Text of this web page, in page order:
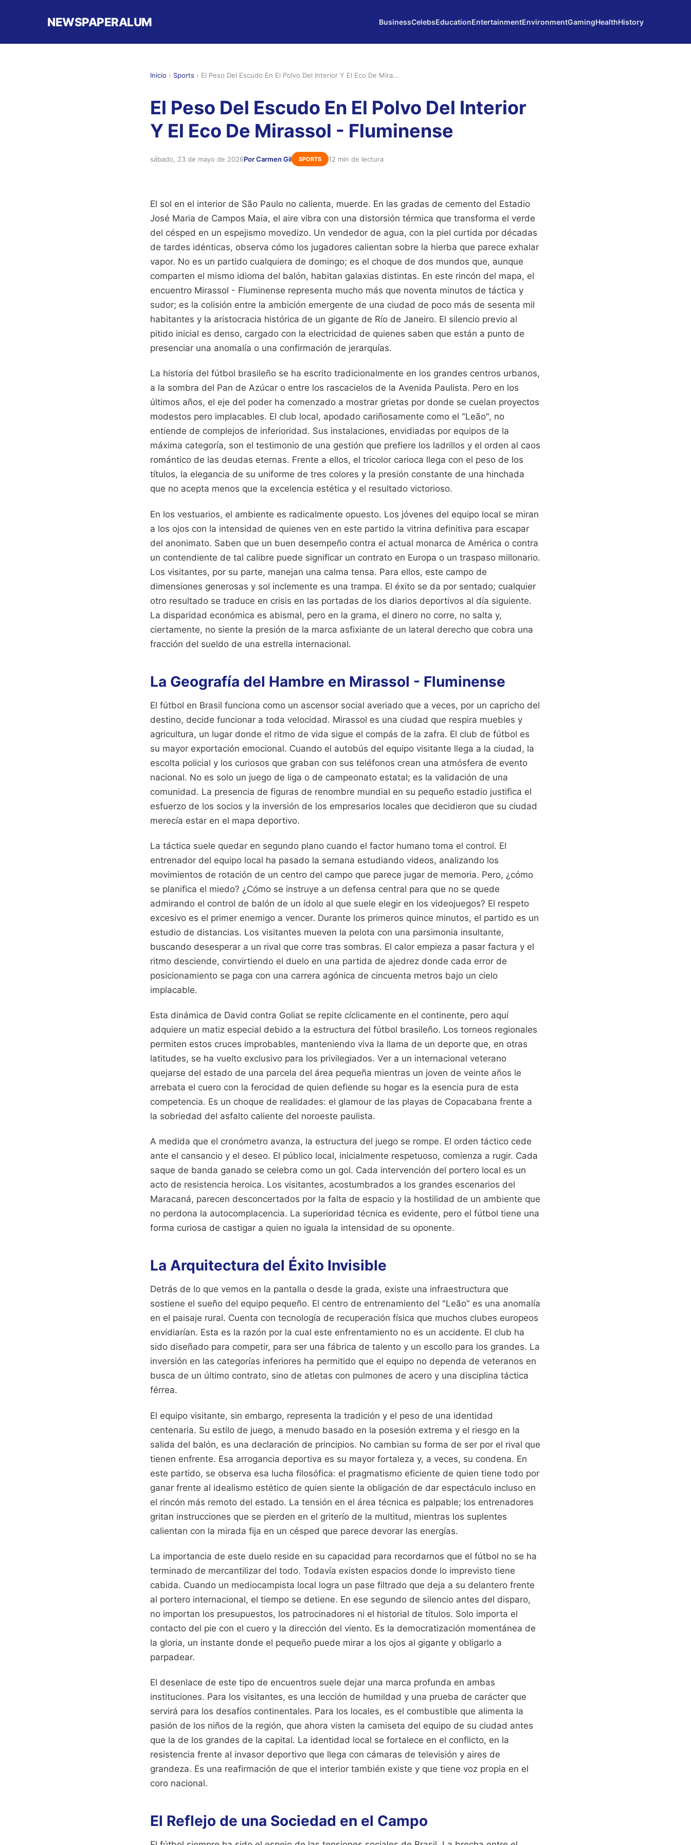
NEWSPAPERALUM BusinessCelebsEducationEntertainmentEnvironmentGamingHealthHistory
Inicio › Sports › El Peso Del Escudo En El Polvo Del Interior Y El Eco De Mira...
El Peso Del Escudo En El Polvo Del Interior
Y El Eco De Mirassol - Fluminense
sábado, 23 de mayo de 2026Por Carmen Gil SPORTS 12 min de lectura
El sol en el interior de São Paulo no calienta, muerde. En las gradas de cemento del Estadio
José Maria de Campos Maia, el aire vibra con una distorsión térmica que transforma el verde
del césped en un espejismo movedizo. Un vendedor de agua, con la piel curtida por décadas
de tardes idénticas, observa cómo los jugadores calientan sobre la hierba que parece exhalar
vapor. No es un partido cualquiera de domingo; es el choque de dos mundos que, aunque
comparten el mismo idioma del balón, habitan galaxias distintas. En este rincón del mapa, el
encuentro Mirassol - Fluminense representa mucho más que noventa minutos de táctica y
sudor; es la colisión entre la ambición emergente de una ciudad de poco más de sesenta mil
habitantes y la aristocracia histórica de un gigante de Río de Janeiro. El silencio previo al
pitido inicial es denso, cargado con la electricidad de quienes saben que están a punto de
presenciar una anomalía o una confirmación de jerarquías.
La historia del fútbol brasileño se ha escrito tradicionalmente en los grandes centros urbanos,
a la sombra del Pan de Azúcar o entre los rascacielos de la Avenida Paulista. Pero en los
últimos años, el eje del poder ha comenzado a mostrar grietas por donde se cuelan proyectos
modestos pero implacables. El club local, apodado cariñosamente como el "Leão", no
entiende de complejos de inferioridad. Sus instalaciones, envidiadas por equipos de la
máxima categoría, son el testimonio de una gestión que prefiere los ladrillos y el orden al caos
romántico de las deudas eternas. Frente a ellos, el tricolor carioca llega con el peso de los
títulos, la elegancia de su uniforme de tres colores y la presión constante de una hinchada
que no acepta menos que la excelencia estética y el resultado victorioso.
En los vestuarios, el ambiente es radicalmente opuesto. Los jóvenes del equipo local se miran
a los ojos con la intensidad de quienes ven en este partido la vitrina definitiva para escapar
del anonimato. Saben que un buen desempeño contra el actual monarca de América o contra
un contendiente de tal calibre puede significar un contrato en Europa o un traspaso millonario.
Los visitantes, por su parte, manejan una calma tensa. Para ellos, este campo de
dimensiones generosas y sol inclemente es una trampa. El éxito se da por sentado; cualquier
otro resultado se traduce en crisis en las portadas de los diarios deportivos al día siguiente.
La disparidad económica es abismal, pero en la grama, el dinero no corre, no salta y,
ciertamente, no siente la presión de la marca asfixiante de un lateral derecho que cobra una
fracción del sueldo de una estrella internacional.
La Geografía del Hambre en Mirassol - Fluminense
El fútbol en Brasil funciona como un ascensor social averiado que a veces, por un capricho del
destino, decide funcionar a toda velocidad. Mirassol es una ciudad que respira muebles y
agricultura, un lugar donde el ritmo de vida sigue el compás de la zafra. El club de fútbol es
su mayor exportación emocional. Cuando el autobús del equipo visitante llega a la ciudad, la
escolta policial y los curiosos que graban con sus teléfonos crean una atmósfera de evento
nacional. No es solo un juego de liga o de campeonato estatal; es la validación de una
comunidad. La presencia de figuras de renombre mundial en su pequeño estadio justifica el
esfuerzo de los socios y la inversión de los empresarios locales que decidieron que su ciudad
merecía estar en el mapa deportivo.
La táctica suele quedar en segundo plano cuando el factor humano toma el control. El
entrenador del equipo local ha pasado la semana estudiando videos, analizando los
movimientos de rotación de un centro del campo que parece jugar de memoria. Pero, ¿cómo
se planifica el miedo? ¿Cómo se instruye a un defensa central para que no se quede
admirando el control de balón de un ídolo al que suele elegir en los videojuegos? El respeto
excesivo es el primer enemigo a vencer. Durante los primeros quince minutos, el partido es un
estudio de distancias. Los visitantes mueven la pelota con una parsimonia insultante,
buscando desesperar a un rival que corre tras sombras. El calor empieza a pasar factura y el
ritmo desciende, convirtiendo el duelo en una partida de ajedrez donde cada error de
posicionamiento se paga con una carrera agónica de cincuenta metros bajo un cielo
implacable.
Esta dinámica de David contra Goliat se repite cíclicamente en el continente, pero aquí
adquiere un matiz especial debido a la estructura del fútbol brasileño. Los torneos regionales
permiten estos cruces improbables, manteniendo viva la llama de un deporte que, en otras
latitudes, se ha vuelto exclusivo para los privilegiados. Ver a un internacional veterano
quejarse del estado de una parcela del área pequeña mientras un joven de veinte años le
arrebata el cuero con la ferocidad de quien defiende su hogar es la esencia pura de esta
competencia. Es un choque de realidades: el glamour de las playas de Copacabana frente a
la sobriedad del asfalto caliente del noroeste paulista.
A medida que el cronómetro avanza, la estructura del juego se rompe. El orden táctico cede
ante el cansancio y el deseo. El público local, inicialmente respetuoso, comienza a rugir. Cada
saque de banda ganado se celebra como un gol. Cada intervención del portero local es un
acto de resistencia heroica. Los visitantes, acostumbrados a los grandes escenarios del
Maracaná, parecen desconcertados por la falta de espacio y la hostilidad de un ambiente que
no perdona la autocomplacencia. La superioridad técnica es evidente, pero el fútbol tiene una
forma curiosa de castigar a quien no iguala la intensidad de su oponente.
La Arquitectura del Éxito Invisible
Detrás de lo que vemos en la pantalla o desde la grada, existe una infraestructura que
sostiene el sueño del equipo pequeño. El centro de entrenamiento del "Leão" es una anomalía
en el paisaje rural. Cuenta con tecnología de recuperación física que muchos clubes europeos
envidiarían. Esta es la razón por la cual este enfrentamiento no es un accidente. El club ha
sido diseñado para competir, para ser una fábrica de talento y un escollo para los grandes. La
inversión en las categorías inferiores ha permitido que el equipo no dependa de veteranos en
busca de un último contrato, sino de atletas con pulmones de acero y una disciplina táctica
férrea.
El equipo visitante, sin embargo, representa la tradición y el peso de una identidad
centenaria. Su estilo de juego, a menudo basado en la posesión extrema y el riesgo en la
salida del balón, es una declaración de principios. No cambian su forma de ser por el rival que
tienen enfrente. Esa arrogancia deportiva es su mayor fortaleza y, a veces, su condena. En
este partido, se observa esa lucha filosófica: el pragmatismo eficiente de quien tiene todo por
ganar frente al idealismo estético de quien siente la obligación de dar espectáculo incluso en
el rincón más remoto del estado. La tensión en el área técnica es palpable; los entrenadores
gritan instrucciones que se pierden en el griterío de la multitud, mientras los suplentes
calientan con la mirada fija en un césped que parece devorar las energías.
La importancia de este duelo reside en su capacidad para recordarnos que el fútbol no se ha
terminado de mercantilizar del todo. Todavía existen espacios donde lo imprevisto tiene
cabida. Cuando un mediocampista local logra un pase filtrado que deja a su delantero frente
al portero internacional, el tiempo se detiene. En ese segundo de silencio antes del disparo,
no importan los presupuestos, los patrocinadores ni el historial de títulos. Solo importa el
contacto del pie con el cuero y la dirección del viento. Es la democratización momentánea de
la gloria, un instante donde el pequeño puede mirar a los ojos al gigante y obligarlo a
parpadear.
El desenlace de este tipo de encuentros suele dejar una marca profunda en ambas
instituciones. Para los visitantes, es una lección de humildad y una prueba de carácter que
servirá para los desafíos continentales. Para los locales, es el combustible que alimenta la
pasión de los niños de la región, que ahora visten la camiseta del equipo de su ciudad antes
que la de los grandes de la capital. La identidad local se fortalece en el conflicto, en la
resistencia frente al invasor deportivo que llega con cámaras de televisión y aires de
grandeza. Es una reafirmación de que el interior también existe y que tiene voz propia en el
coro nacional.
El Reflejo de una Sociedad en el Campo